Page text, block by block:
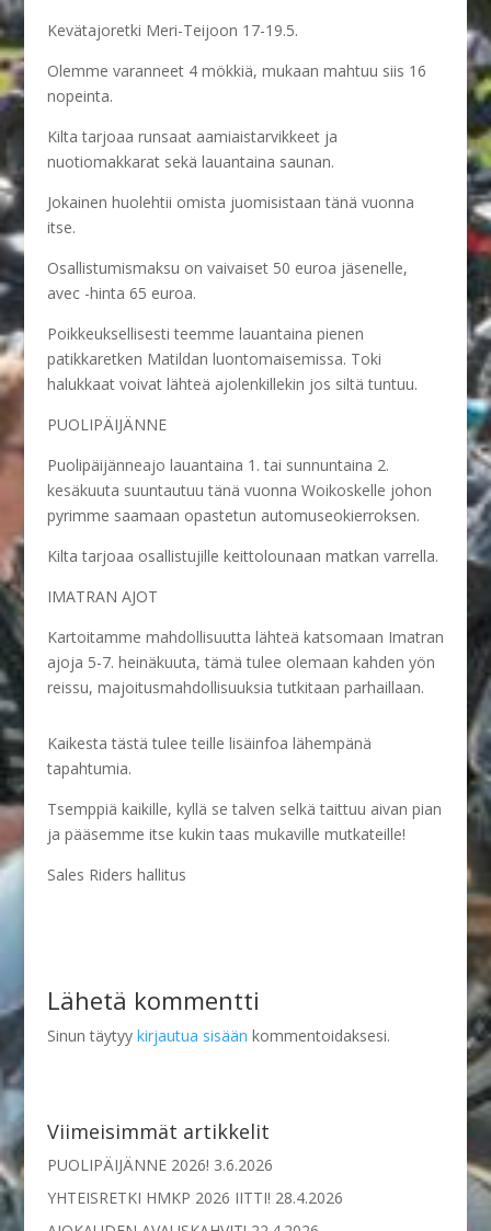
Kevätajoretki Meri-Teijoon 17-19.5.
Olemme varanneet 4 mökkiä, mukaan mahtuu siis 16
nopeinta.
Kilta tarjoaa runsaat aamiaistarvikkeet ja
nuotiomakkarat sekä lauantaina saunan.
Jokainen huolehtii omista juomisistaan tänä vuonna
itse.
Osallistumismaksu on vaivaiset 50 euroa jäsenelle,
avec -hinta 65 euroa.
Poikkeuksellisesti teemme lauantaina pienen
patikkaretken Matildan luontomaisemissa. Toki
halukkaat voivat lähteä ajolenkillekin jos siltä tuntuu.
PUOLIPÄIJÄNNE
Puolipäijänneajo lauantaina 1. tai sunnuntaina 2.
kesäkuuta suuntautuu tänä vuonna Woikoskelle johon
pyrimme saamaan opastetun automuseokierroksen.
Kilta tarjoaa osallistujille keittolounaan matkan varrella.
IMATRAN AJOT
Kartoitamme mahdollisuutta lähteä katsomaan Imatran
ajoja 5-7. heinäkuuta, tämä tulee olemaan kahden yön
reissu, majoitusmahdollisuuksia tutkitaan parhaillaan.
Kaikesta tästä tulee teille lisäinfoa lähempänä
tapahtumia.
Tsemppiä kaikille, kyllä se talven selkä taittuu aivan pian
ja pääsemme itse kukin taas mukaville mutkateille!
Sales Riders hallitus
Lähetä kommentti
Sinun täytyy kirjautua sisään kommentoidaksesi.
Viimeisimmät artikkelit
PUOLIPÄIJÄNNE 2026! 3.6.2026
YHTEISRETKI HMKP 2026 IITTI! 28.4.2026